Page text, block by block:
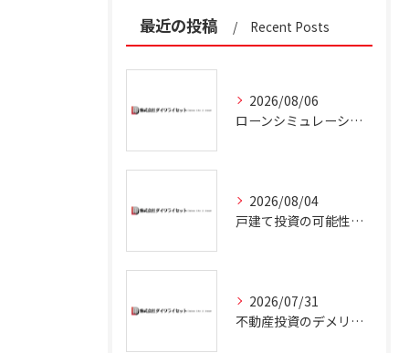
最近の投稿 Recent Posts
2026/08/06
ローンシミュレーションで大阪府の不動産投資に最適な借入計画を立てるコツ
2026/08/04
戸建て投資の可能性と収益最大化の秘訣
2026/07/31
不動産投資のデメリットと大阪府で失敗を防ぐポイント徹底解説